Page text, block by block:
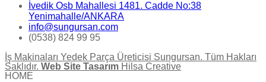
İvedik Osb Mahallesi 1481. Cadde No:38
Yenimahalle/ANKARA
info@sungursan.com
(0538) 824 99 95
İş Makinaları Yedek Parça Üreticisi Sungursan. Tüm Hakları
Saklıdır. Web Site Tasarım Hilsa Creative
HOME